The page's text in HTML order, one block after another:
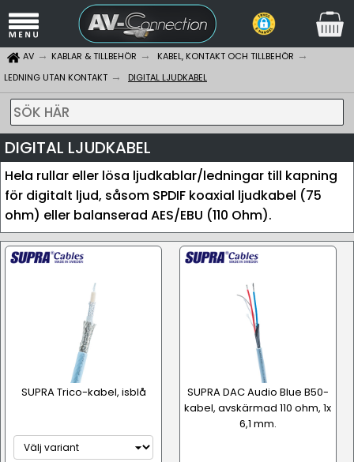
AV KABLAR & TILLBEHÖR
KABEL, KONTAKT OCH TILLBEHÖR
LEDNING UTAN KONTAKT
DIGITAL LJUDKABEL
SÖK HÄR
DIGITAL LJUDKABEL
Hela rullar eller lösa ljudkablar/ledningar till kapning
för digitalt ljud, såsom SPDIF koaxial ljudkabel (75
ohm) eller balanserad AES/EBU (110 Ohm).
SUPRA Trico-kabel, isblå
SUPRA DAC Audio Blue B50-
kabel, avskärmad 110 ohm, 1x
6,1 mm.